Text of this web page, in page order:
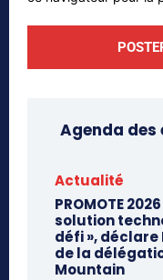
Agenda des
Actualité
PROMOTE
solution
défi », déclare
de la
Mountain